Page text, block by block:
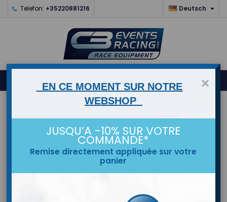
Telefon: +35220881216 Deutsch 
  ×
EN CE MOMENT SUR NOTRE
WEBSHOP
JUSQU’A -10% SUR VOTRE
COMMANDE*
Remise directement appliquée sur votre
panier